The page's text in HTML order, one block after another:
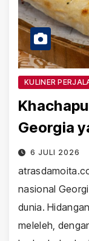
KULINER
Georgia
6 JULI 2026
nasional
dunia.
meleleh,